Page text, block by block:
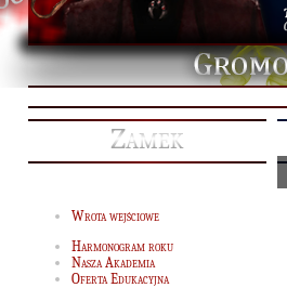
Zamek
Wrota wejściowe
Harmonogram roku
Nasza Akademia
Oferta Edukacyjna